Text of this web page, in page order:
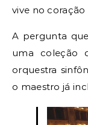
vive no
A pergunta
uma coleção
orquestra
o maestro já